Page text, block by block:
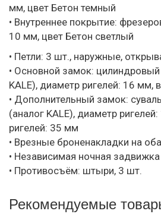
мм, цвет Бетон темный
• Внутреннее покрытие:
10 мм, цвет Бетон светлый
• Петли: 3 шт., наружные,
• Основной замок:
KALE), диаметр ригелей: 16 мм,
• Дополнительный замок:
(аналог KALE), диаметр
ригелей: 35 мм
• Врезные броненакладки на
• Независимая ночная задвижка
• Противосъём: штыри, 3 шт.
Рекомендуемые